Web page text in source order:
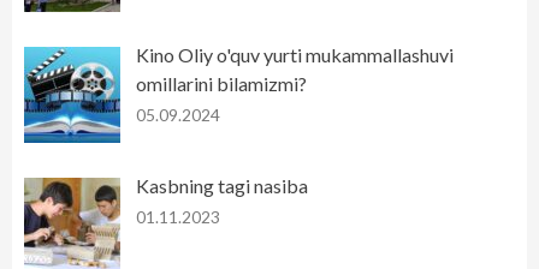
Kino Oliy o'quv yurti mukammallashuvi
omillarini bilamizmi?
05.09.2024
Kasbning tagi nasiba
01.11.2023